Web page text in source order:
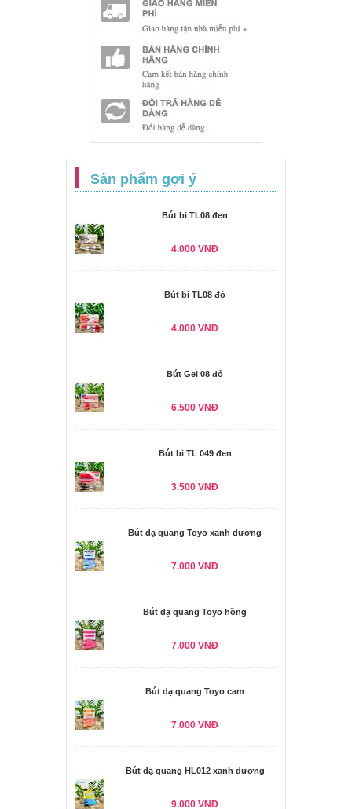
Sản phẩm gợi ý
Bút bi TL08 đen
4.000 VNĐ
Bút bi TL08 đỏ
4.000 VNĐ
Bút Gel 08 đỏ
6.500 VNĐ
Bút bi TL 049 đen
3.500 VNĐ
Bút dạ quang Toyo xanh dương
7.000 VNĐ
Bút dạ quang Toyo hồng
7.000 VNĐ
Bút dạ quang Toyo cam
7.000 VNĐ
Bút dạ quang HL012 xanh dương
9.000 VNĐ